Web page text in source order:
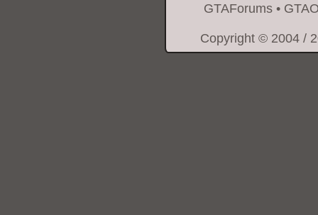
GTAForums •
Copyright © 2004 /